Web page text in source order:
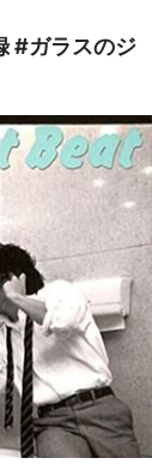
#ガラスのジ